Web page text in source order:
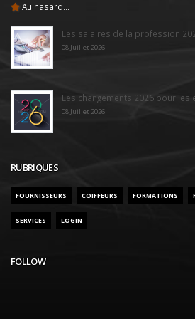
Au hasard...
Les salaires de la profession
08 Juillet 2026
Les changements 2026 pour les
08 Juillet 2026
RUBRIQUES
FOURNISSEURS COIFFEURS FORMATIONS
SERVICES LOGIN
FOLLOW